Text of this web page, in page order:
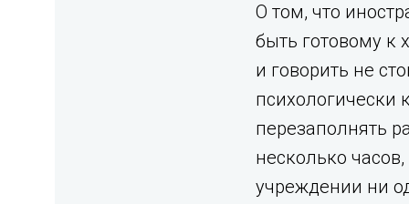
О том, что
быть готовому к
и говорить не
психологически
перезаполнять
несколько
учреждении ни